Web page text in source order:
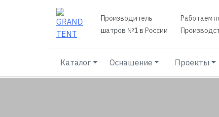
Производитель
шатров №1 в России
Работаем
Каталог Оснащение Проекты